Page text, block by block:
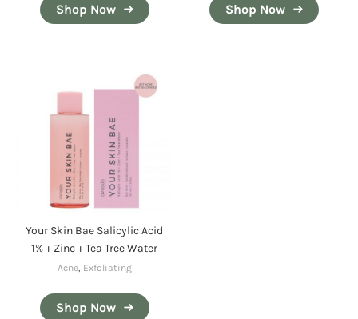
Shop Now Shop Now
Your Skin Bae Salicylic Acid
1% + Zinc + Tea Tree Water
Acne, Exfoliating
Shop Now